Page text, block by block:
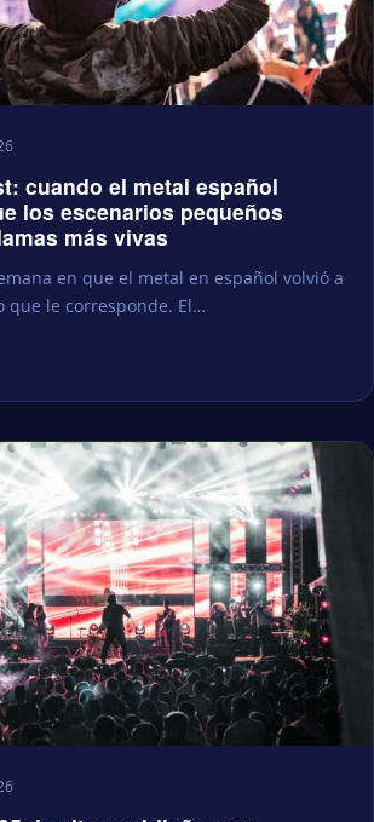
cuando el metal español
los escenarios pequeños
más vivas
en que el metal en español volvió a
que le corresponde. El…